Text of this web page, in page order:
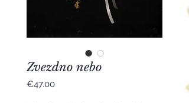
Zvezdno nebo
€47.00Price